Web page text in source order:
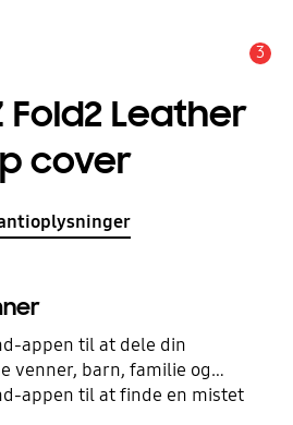
3
Fold2 Leather
cover
appen til at dele din
venner, barn, familie og
appen til at finde en mistet